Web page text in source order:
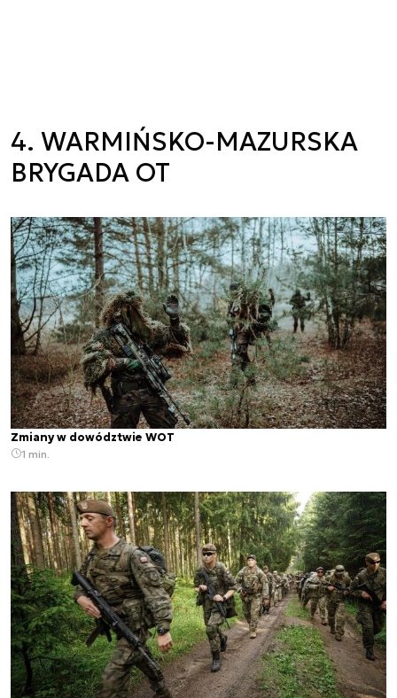
4. WARMIŃSKO-MAZURSKA
BRYGADA OT
Zmiany w dowództwie WOT
1 min.